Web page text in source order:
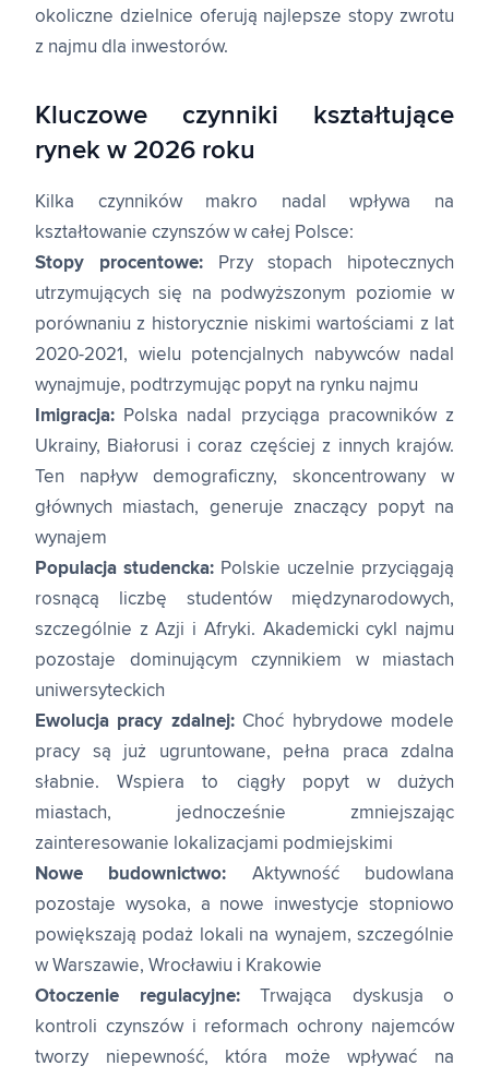
okoliczne dzielnice oferują najlepsze stopy zwrotu
z najmu dla inwestorów.
Kluczowe czynniki kształtujące
rynek w 2026 roku
Kilka czynników makro nadal wpływa na
kształtowanie czynszów w całej Polsce:
Stopy procentowe:Przy stopach hipotecznych
utrzymujących się na podwyższonym poziomie w
porównaniu z historycznie niskimi wartościami z lat
2020-2021, wielu potencjalnych nabywców nadal
wynajmuje, podtrzymując popyt na rynku najmu
Imigracja: Polska nadal przyciąga pracowników z
Ukrainy, Białorusi i coraz częściej z innych krajów.
Ten napływ demograficzny, skoncentrowany w
głównych miastach, generuje znaczący popyt na
wynajem
Populacja studencka: Polskie uczelnie przyciągają
rosnącą liczbę studentów międzynarodowych,
szczególnie z Azji i Afryki. Akademicki cykl najmu
pozostaje dominującym czynnikiem w miastach
uniwersyteckich
Ewolucja pracy zdalnej:Choć hybrydowe modele
pracy są już ugruntowane, pełna praca zdalna
słabnie. Wspiera to ciągły popyt w dużych
miastach, jednocześnie zmniejszając
zainteresowanie lokalizacjami podmiejskimi
Nowe budownictwo: Aktywność budowlana
pozostaje wysoka, a nowe inwestycje stopniowo
powiększają podaż lokali na wynajem, szczególnie
w Warszawie, Wrocławiu i Krakowie
Otoczenie regulacyjne:Trwająca dyskusja o
kontroli czynszów i reformach ochrony najemców
tworzy niepewność, która może wpływać na